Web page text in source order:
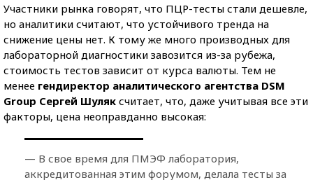
Участники рынка говорят, что ПЦР-тесты стали дешевле,
но аналитики считают, что устойчивого тренда на
снижение цены нет. К тому же много производных для
лабораторной диагностики завозится из-за рубежа,
стоимость тестов зависит от курса валюты. Тем не
менее гендиректор аналитического агентства DSM
Group Сергей Шуляк считает, что, даже учитывая все эти
факторы, цена неоправданно высокая:
— В свое время для ПМЭФ лаборатория,
аккредитованная этим форумом, делала тесты за